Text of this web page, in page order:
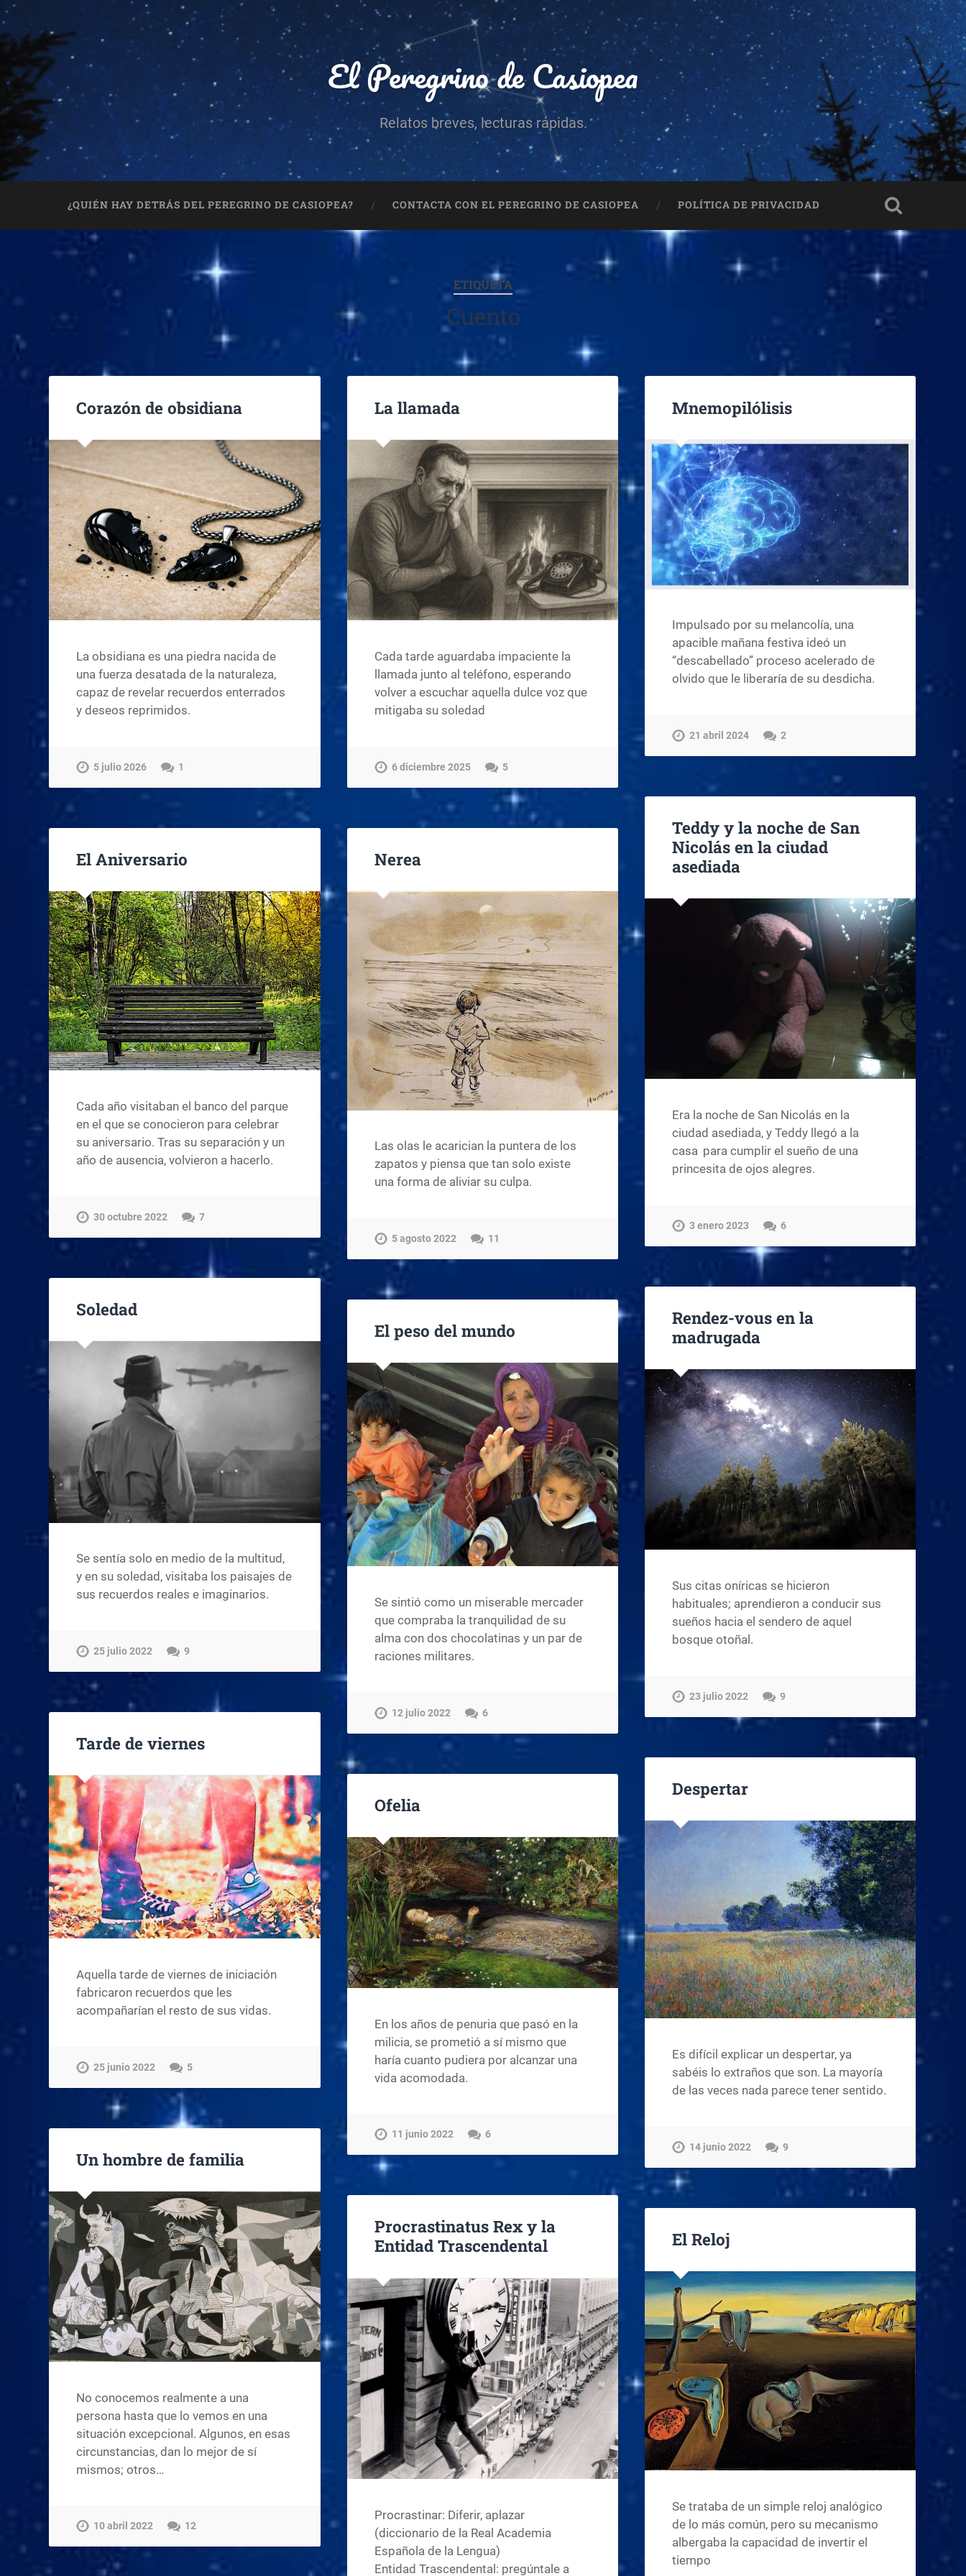
El Peregrino de Casiopea
Relatos breves, lecturas rápidas.
¿QUIÉN HAY DETRÁS DEL PEREGRINO DE CASIOPEA? CONTACTA CON EL PEREGRINO DE CASIOPEA POLÍTICA DE PRIVACIDAD
ETIQUETA
Cuento
Corazón de obsidiana
La obsidiana es una piedra nacida de
una fuerza desatada de la naturaleza,
capaz de revelar recuerdos enterrados
y deseos reprimidos.
5 julio 2026 1
La llamada
Cada tarde aguardaba impaciente la
llamada junto al teléfono, esperando
volver a escuchar aquella dulce voz que
mitigaba su soledad
6 diciembre 2025 5
Mnemopilólisis
Impulsado por su melancolía, una
apacible mañana festiva ideó un
“descabellado” proceso acelerado de
olvido que le liberaría de su desdicha.
21 abril 2024 2
Teddy y la noche de San
Nicolás en la ciudad
asediada
Era la noche de San Nicolás en la
ciudad asediada, y Teddy llegó a la
casa para cumplir el sueño de una
princesita de ojos alegres.
3 enero 2023 6
El Aniversario
Cada año visitaban el banco del parque
en el que se conocieron para celebrar
su aniversario. Tras su separación y un
año de ausencia, volvieron a hacerlo.
30 octubre 2022 7
Nerea
Las olas le acarician la puntera de los
zapatos y piensa que tan solo existe
una forma de aliviar su culpa.
5 agosto 2022 11
Soledad
Se sentía solo en medio de la multitud,
y en su soledad, visitaba los paisajes de
sus recuerdos reales e imaginarios.
25 julio 2022 9
Rendez-vous en la
madrugada
Sus citas oníricas se hicieron
habituales; aprendieron a conducir sus
sueños hacia el sendero de aquel
bosque otoñal.
23 julio 2022 9
El peso del mundo
Se sintió como un miserable mercader
que compraba la tranquilidad de su
alma con dos chocolatinas y un par de
raciones militares.
12 julio 2022 6
Tarde de viernes
Aquella tarde de viernes de iniciación
fabricaron recuerdos que les
acompañarían el resto de sus vidas.
25 junio 2022 5
Despertar
Es difícil explicar un despertar, ya
sabéis lo extraños que son. La mayoría
de las veces nada parece tener sentido.
14 junio 2022 9
Ofelia
En los años de penuria que pasó en la
milicia, se prometió a sí mismo que
haría cuanto pudiera por alcanzar una
vida acomodada.
11 junio 2022 6
Un hombre de familia
No conocemos realmente a una
persona hasta que lo vemos en una
situación excepcional. Algunos, en esas
circunstancias, dan lo mejor de sí
mismos; otros…
10 abril 2022 12
Procrastinatus Rex y la
Entidad Trascendental
Procrastinar: Diferir, aplazar
(diccionario de la Real Academia
Española de la Lengua)
Entidad Trascendental: pregúntale a
El Reloj
Se trataba de un simple reloj analógico
de lo más común, pero su mecanismo
albergaba la capacidad de invertir el
tiempo